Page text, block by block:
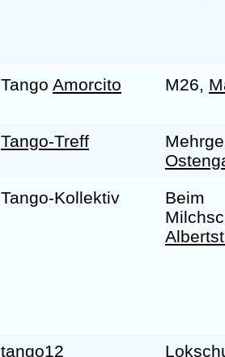
Tango Amorcito M26,
Tango-Treff
Tango-Kollektiv
Beim
tango12